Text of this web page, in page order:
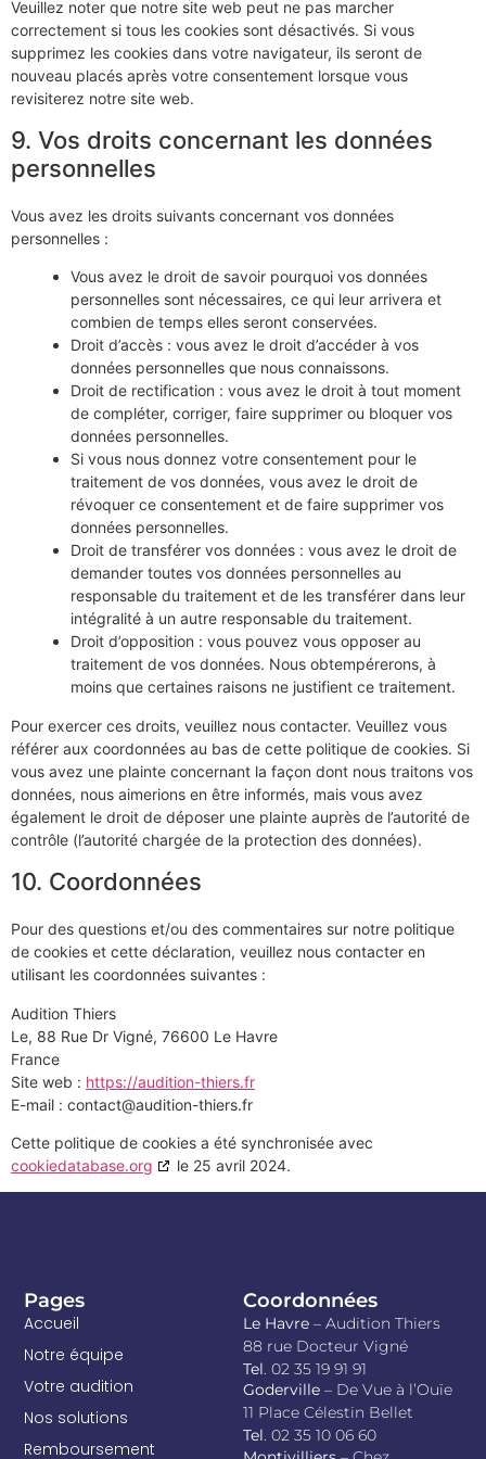
Veuillez noter que notre site web peut ne pas marcher
correctement si tous les cookies sont désactivés. Si vous
supprimez les cookies dans votre navigateur, ils seront de
nouveau placés après votre consentement lorsque vous
revisiterez notre site web.
9. Vos droits concernant les données
personnelles
Vous avez les droits suivants concernant vos données
personnelles :
Vous avez le droit de savoir pourquoi vos données
personnelles sont nécessaires, ce qui leur arrivera et
combien de temps elles seront conservées.
Droit d’accès : vous avez le droit d’accéder à vos
données personnelles que nous connaissons.
Droit de rectification : vous avez le droit à tout moment
de compléter, corriger, faire supprimer ou bloquer vos
données personnelles.
Si vous nous donnez votre consentement pour le
traitement de vos données, vous avez le droit de
révoquer ce consentement et de faire supprimer vos
données personnelles.
Droit de transférer vos données : vous avez le droit de
demander toutes vos données personnelles au
responsable du traitement et de les transférer dans leur
intégralité à un autre responsable du traitement.
Droit d’opposition : vous pouvez vous opposer au
traitement de vos données. Nous obtempérerons, à
moins que certaines raisons ne justifient ce traitement.
Pour exercer ces droits, veuillez nous contacter. Veuillez vous
référer aux coordonnées au bas de cette politique de cookies. Si
vous avez une plainte concernant la façon dont nous traitons vos
données, nous aimerions en être informés, mais vous avez
également le droit de déposer une plainte auprès de l’autorité de
contrôle (l’autorité chargée de la protection des données).
10. Coordonnées
Pour des questions et/ou des commentaires sur notre politique
de cookies et cette déclaration, veuillez nous contacter en
utilisant les coordonnées suivantes :
Audition Thiers
Le, 88 Rue Dr Vigné, 76600 Le Havre
France
Site web : https://audition-thiers.fr
E-mail : contact@audition-thiers.fr
Cette politique de cookies a été synchronisée avec
cookiedatabase.org
le 25 avril 2024.
Pages
Accueil
Notre équipe
Votre audition
Nos solutions
Remboursement
Coordonnées
Le Havre – Audition Thiers
88 rue Docteur Vigné
Tel. 02 35 19 91 91
Goderville – De Vue à l’Ouïe
11 Place Célestin Bellet
Tel. 02 35 10 06 60